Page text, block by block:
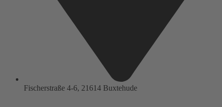
Fischerstraße 4-6, 21614 Buxtehude